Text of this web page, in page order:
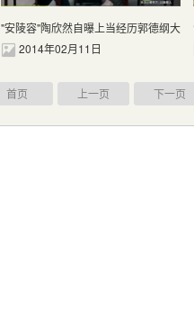
"安陵容"陶欣然自曝上当经历郭德纲大
爆明星秘闻
2014年02月11日